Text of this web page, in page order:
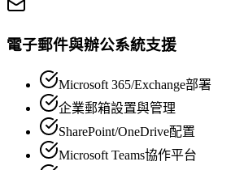
電子郵件與辦公系統支援
Microsoft 365/Exchange部署
企業郵箱設置與管理
SharePoint/OneDrive配置
Microsoft Teams協作平台